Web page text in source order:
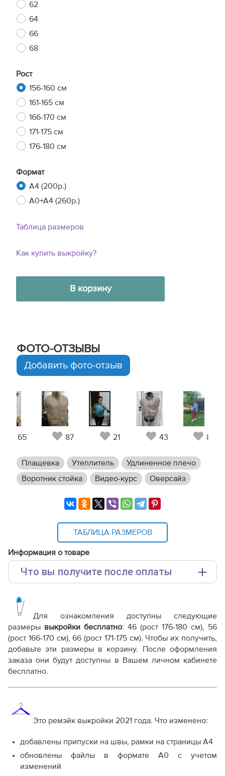
62
64
66
68
Рост
156-160 см
161-165 см
166-170 см
171-175 см
176-180 см
Формат
A4 (200р.)
A0+A4 (260р.)
Таблица размеров
Как купить выкройку?
В корзину
ФОТО-ОТЗЫВЫ
Добавить фото-отзыв
65 87 21 43 89
Плащевка Утеплитель
Удлиненное плечо
Воротник стойка
Видео-курс Оверсайз
ТАБЛИЦА РАЗМЕРОВ
Информация о товаре
Что вы получите после оплаты
Выкройка PDF для печати на принтере A4 или
плоттере A0 с шириной печати 810мм в зависимости
от выбора формата
Дополнительные файлы:
Справочник - виды швов
Дополнение к технологии пошива
Как скорректировать готовую выкройку по росту
Для ознакомления доступны следующие
размеры выкройки бесплатно: 46 (рост 176-180 см), 56
(рост 166-170 см), 66 (рост 171-175 см). Чтобы их получить,
добавьте эти размеры в корзину. После оформления
заказа они будут доступны в Вашем личном кабинете
бесплатно.
Это ремэйк выкройки 2021 года. Что изменено:
добавлены припуски на швы, рамки на страницы А4
обновлены файлы в формате А0 с учетом
изменений